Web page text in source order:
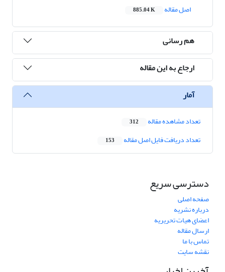
اصل مقاله
885.04 K
هم رسانی
ارجاع به این مقاله
آمار
تعداد مشاهده مقاله 312
تعداد دریافت فایل اصل مقاله 153
دسترسی سریع
صفحه اصلی
درباره نشریه
اعضای هیات تحریریه
ارسال مقاله
تماس با ما
نقشه سایت